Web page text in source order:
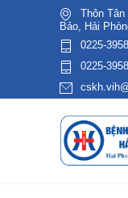
Thôn
Bảo, Hải
0225-
0225-